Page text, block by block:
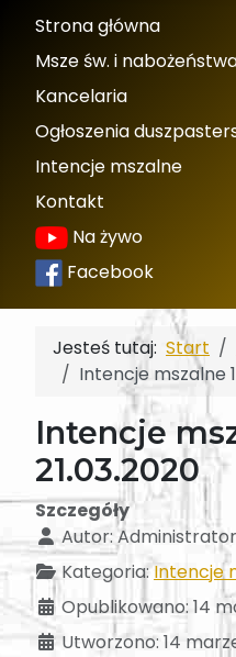
Strona główna
Msze św. i
Kancelaria
Ogłoszenia
Intencje mszalne
Kontakt
Na żywo
Facebook
Jesteś tutaj: Start
Intencje mszalne
Intencje
21.03.2020
Szczegóły
Autor: Administrator
Kategoria:Intencje
Opublikowano: 14
Utworzono: 14